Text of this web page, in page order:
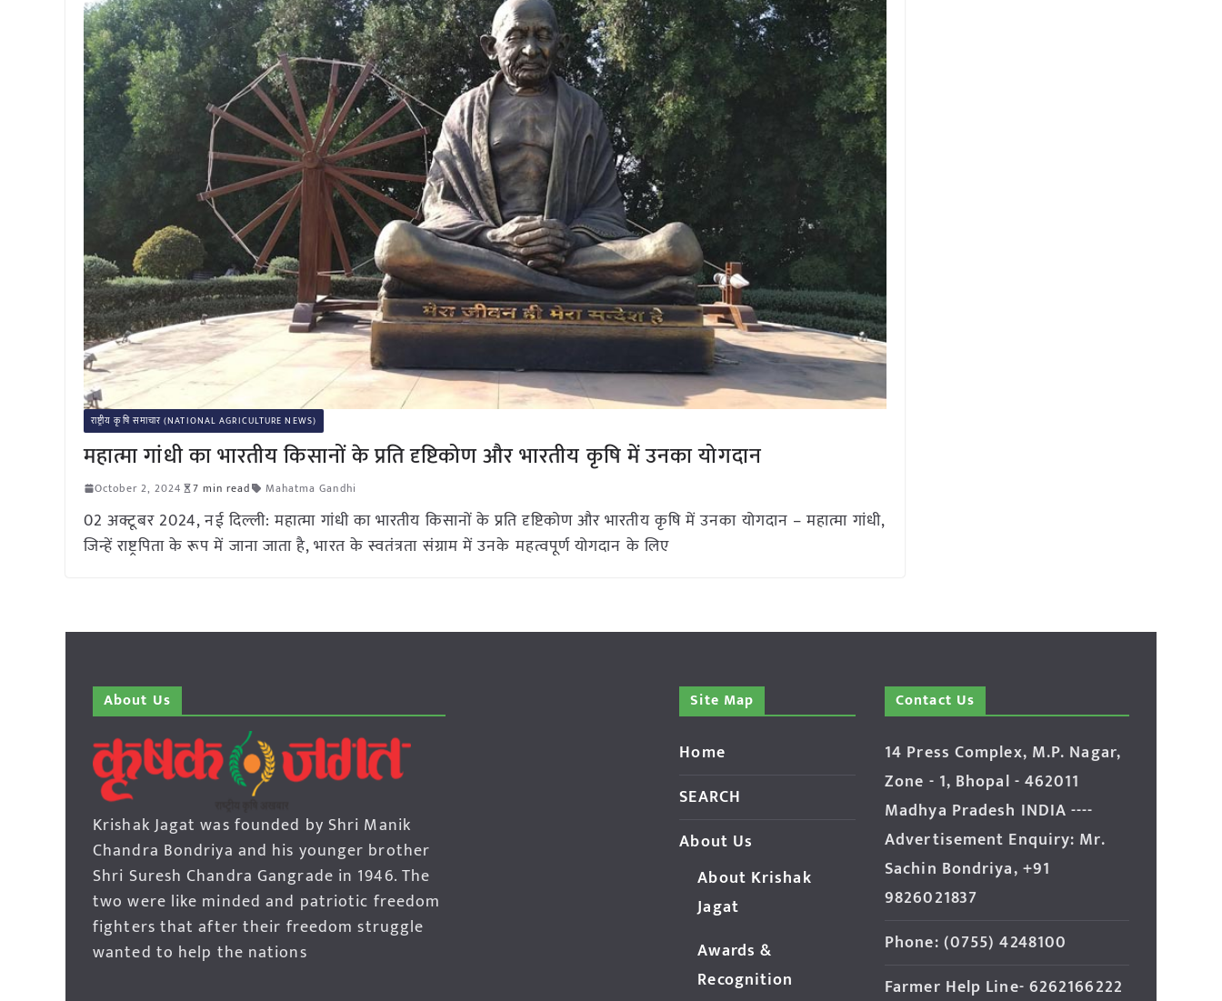
राष्ट्रीय कृषि समाचार (NATIONAL AGRICULTURE NEWS)
महात्मा गांधी का भारतीय किसानों के प्रति दृष्टिकोण और भारतीय कृषि में उनका योगदान
October 2, 2024 7 min read Mahatma Gandhi
02 अक्टूबर 2024, नई दिल्ली: महात्मा गांधी का भारतीय किसानों के प्रति दृष्टिकोण और भारतीय कृषि में उनका योगदान – महात्मा गांधी,
जिन्हें राष्ट्रपिता के रूप में जाना जाता है, भारत के स्वतंत्रता संग्राम में उनके महत्वपूर्ण योगदान के लिए
About Us
Krishak Jagat was founded by Shri Manik
Chandra Bondriya and his younger brother
Shri Suresh Chandra Gangrade in 1946. The
two were like minded and patriotic freedom
fighters that after their freedom struggle
wanted to help the nations
Site Map
Home
SEARCH
About Us
About Krishak
Jagat
Awards &
Recognition
Contact Us
14 Press Complex, M.P. Nagar,
Zone - 1, Bhopal - 462011
Madhya Pradesh INDIA ----
Advertisement Enquiry: Mr.
Sachin Bondriya, +91
9826021837
Phone: (0755) 4248100
Farmer Help Line- 6262166222